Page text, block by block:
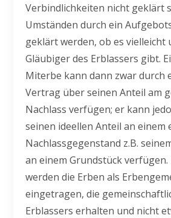
Verbindlichkeiten nicht geklärt
Umständen durch ein
geklärt werden, ob es vielleicht
Gläubiger des Erblassers gibt.
Miterbe kann dann zwar durch
Vertrag über seinen Anteil am
Nachlass verfügen; er kann
seinen ideellen Anteil an einem
Nachlassgegenstand z.B.
an einem Grundstück
werden die Erben als
eingetragen, die
Erblassers erhalten und nicht